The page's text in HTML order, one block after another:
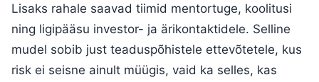
Lisaks rahale saavad tiimid mentortuge, koolitusi
ning ligipääsu investor- ja ärikontaktidele. Selline
mudel sobib just teaduspõhistele ettevõtetele, kus
risk ei seisne ainult müügis, vaid ka selles, kas